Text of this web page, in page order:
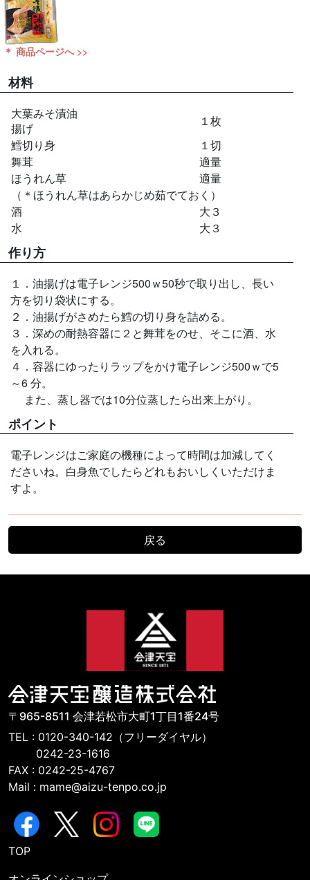
＊ 商品ページへ >>
材料
大葉みそ漬油
揚げ
１枚
鱈切り身
１切
舞茸
適量
ほうれん草
適量
（＊ほうれん草はあらかじめ茹でておく）
酒
大３
水
大３
作り方
１．油揚げは電子レンジ500ｗ50秒で取り出し、長い
方を切り袋状にする。
２．油揚げがさめたら鱈の切り身を詰める。
３．深めの耐熱容器に２と舞茸をのせ、そこに酒、水
を入れる。
４．容器にゆったりラップをかけ電子レンジ500ｗで5
～6 分。
また、蒸し器では10分位蒸したら出来上がり。
ポイント
電子レンジはご家庭の機種によって時間は加減してく
ださいね。白身魚でしたらどれもおいしくいただけま
すよ。
戻る
〒965-8511 会津若松市大町1丁目1番24号
TEL : 0120-340-142（フリーダイヤル）
0242-23-1616
FAX : 0242-25-4767
Mail : mame@aizu-tenpo.co.jp
TOP